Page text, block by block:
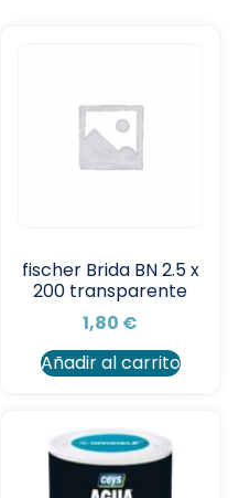
fischer Brida BN 2.5 x
200 transparente
1,80 €
Añadir al carrito